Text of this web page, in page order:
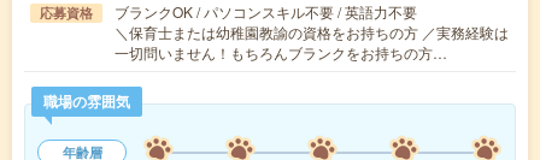
応募資格
ブランクOK / パソコンスキル不要 / 英語力不要
＼保育士または幼稚園教諭の資格をお持ちの方 ／実務経験は
一切問いません！もちろんブランクをお持ちの方…
職場の雰囲気
年齢層